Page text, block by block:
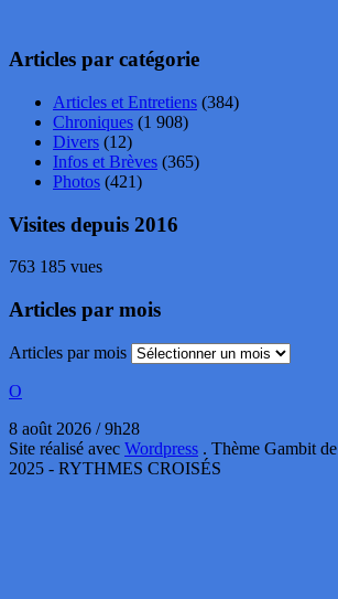
Articles par catégorie
Articles et Entretiens (384)
Chroniques (1 908)
Divers (12)
Infos et Brèves (365)
Photos (421)
Visites depuis 2016
763 185 vues
Articles par mois
Articles par mois
O
8 août 2026 / 9h28
Site réalisé avec Wordpress . Thème Gambit de
2025 - RYTHMES CROISÉS